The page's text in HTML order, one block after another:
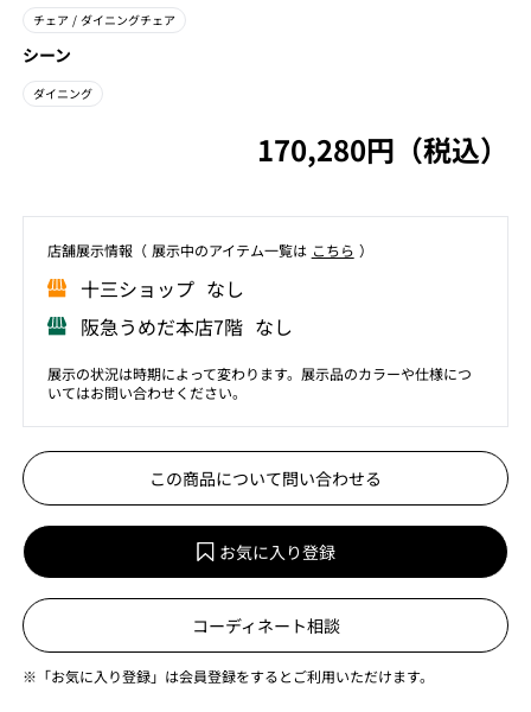
チェア / ダイニングチェア
シーン
ダイニング
170,280円（税込）
店舗展⽰情報（ 展⽰中のアイテム⼀覧は こちら ）
⼗三ショップ なし
阪急うめだ本店7階 なし
展示の状況は時期によって変わります。展示品のカラーや仕様につ
いてはお問い合わせください。
この商品について問い合わせる
お気に入り登録
コーディネート相談
※「お気に入り登録」は会員登録をするとご利用いただけます。